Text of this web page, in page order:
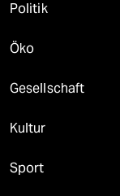
Politik
Öko
Gesellschaft
Kultur
Sport